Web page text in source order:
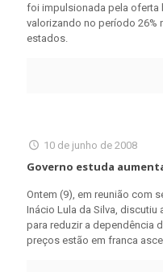
foi impulsionada pela oferta
valorizando no período 26%
estados.
10 de junho de 2008
Governo estuda
Ontem (9), em reunião com
Inácio Lula da Silva,
para reduzir a dependência
preços estão em franca